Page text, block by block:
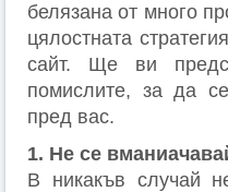
белязана от много
цялостната
сайт. Ще ви
помислите, за да се
пред вас.
1. Не се
В никакъв случай